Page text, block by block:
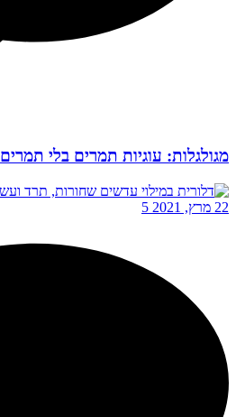
מגולגלות: עוגיות תמרים בלי תמרים
22 מרץ, 2021 5